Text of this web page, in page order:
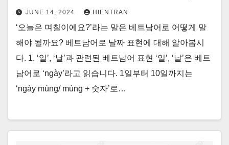
JUNE 14, 2024 HIENTRAN
‘오늘은 며칠이에요?’라는 말은 베트남어로 어떻게 말
해야 될까요? 베트남어로 날짜 표현에 대해 알아봅시
다. 1. ‘일’, ‘날’과 관련된 베트남어 표현 ‘일’, ‘날’은 베트
남어로 ‘ngày’라고 읽습니다. 1일부터 10일까지는
‘ngày mùng/ mùng + 숫자’로…